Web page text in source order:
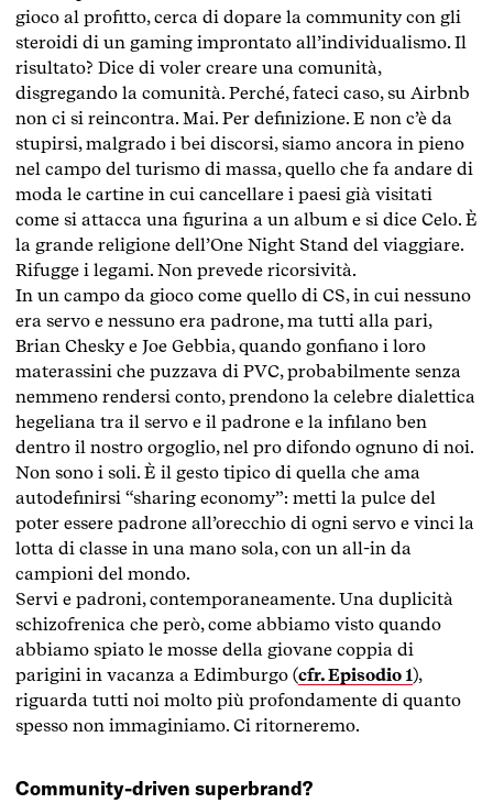
gioco al profitto, cerca di dopare la community con gli
steroidi di un gaming improntato all’individualismo. Il
risultato? Dice di voler creare una comunità,
disgregando la comunità. Perché, fateci caso, su Airbnb
non ci si reincontra. Mai. Per definizione. E non c’è da
stupirsi, malgrado i bei discorsi, siamo ancora in pieno
nel campo del turismo di massa, quello che fa andare di
moda le cartine in cui cancellare i paesi già visitati
come si attacca una figurina a un album e si dice Celo. È
la grande religione dell’One Night Stand del viaggiare.
Rifugge i legami. Non prevede ricorsività.
In un campo da gioco come quello di CS, in cui nessuno
era servo e nessuno era padrone, ma tutti alla pari,
Brian Chesky e Joe Gebbia, quando gonfiano i loro
materassini che puzzava di PVC, probabilmente senza
nemmeno rendersi conto, prendono la celebre dialettica
hegeliana tra il servo e il padrone e la infilano ben
dentro il nostro orgoglio, nel pro difondo ognuno di noi.
Non sono i soli. È il gesto tipico di quella che ama
autodefinirsi “sharing economy”: metti la pulce del
poter essere padrone all’orecchio di ogni servo e vinci la
lotta di classe in una mano sola, con un all-in da
campioni del mondo.
Servi e padroni, contemporaneamente. Una duplicità
schizofrenica che però, come abbiamo visto quando
abbiamo spiato le mosse della giovane coppia di
parigini in vacanza a Edimburgo (cfr. Episodio 1),
riguarda tutti noi molto più profondamente di quanto
spesso non immaginiamo. Ci ritorneremo.
Community-driven superbrand?